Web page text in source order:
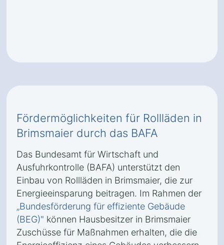
Fördermöglichkeiten für Rollläden in
Brimsmaier durch das BAFA
Das Bundesamt für Wirtschaft und
Ausfuhrkontrolle (BAFA) unterstützt den
Einbau von Rollläden in Brimsmaier, die zur
Energieeinsparung beitragen. Im Rahmen der
„Bundesförderung für effiziente Gebäude
(BEG)" können Hausbesitzer in Brimsmaier
Zuschüsse für Maßnahmen erhalten, die die